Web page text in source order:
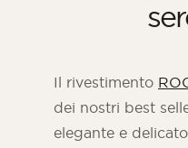
Il rivestimento
dei nostri best
elegante e